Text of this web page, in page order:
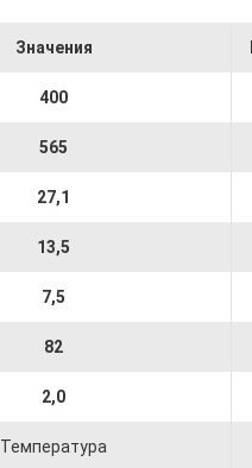
Значения
400
565
27,1
13,5
7,5
82
2,0
Температура